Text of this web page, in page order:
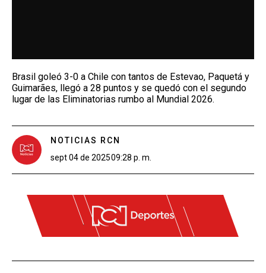
Brasil goleó 3-0 a Chile con tantos de Estevao, Paquetá y
Guimarães, llegó a 28 puntos y se quedó con el segundo
lugar de las Eliminatorias rumbo al Mundial 2026.
NOTICIAS RCN
sept 04 de 202509:28 p. m.